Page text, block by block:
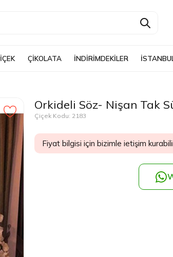
ÇİKOLATA İNDİRİMDEKİLER
Orkideli Söz- Nişan Tak
Çiçek Kodu: 2183
Fiyat bilgisi için bizimle ietişim